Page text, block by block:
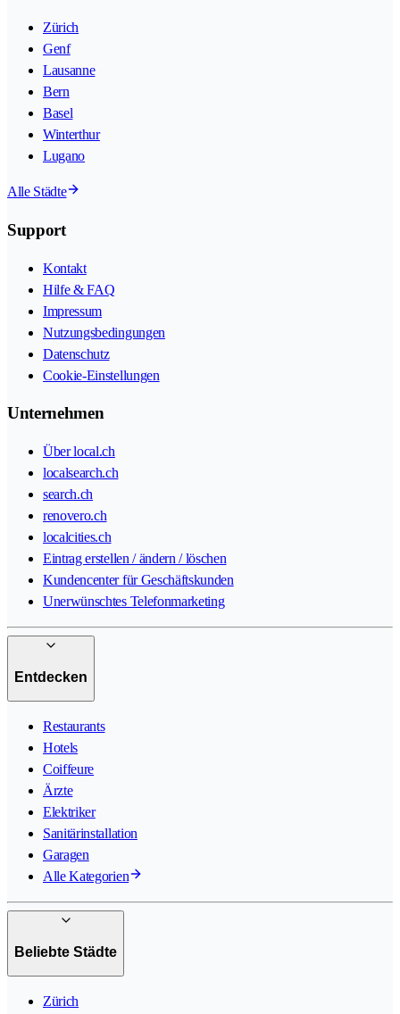
Zürich
Genf
Lausanne
Bern
Basel
Winterthur
Lugano
Alle Städte
Support
Kontakt
Hilfe & FAQ
Impressum
Nutzungsbedingungen
Datenschutz
Cookie-Einstellungen
Unternehmen
Über local.ch
localsearch.ch
search.ch
renovero.ch
localcities.ch
Eintrag erstellen / ändern / löschen
Kundencenter für Geschäftskunden
Unerwünschtes Telefonmarketing
Entdecken
Restaurants
Hotels
Coiffeure
Ärzte
Elektriker
Sanitärinstallation
Garagen
Alle Kategorien
Beliebte Städte
Zürich